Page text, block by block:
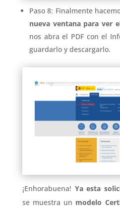
Paso 8: Finalmente
nueva ventana para ver
nos abra el PDF con el
guardarlo y descargarlo.
¡Enhorabuena! Ya esta
se muestra un modelo